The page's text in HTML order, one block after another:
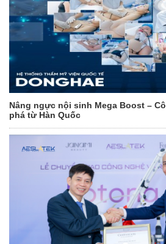
Nâng ngực nội sinh Mega Boost –
phá từ Hàn Quốc